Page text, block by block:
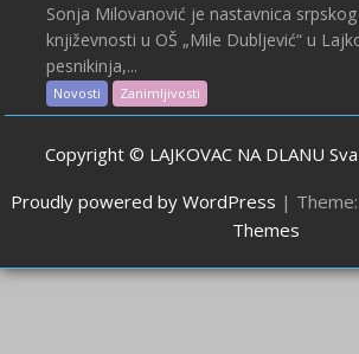
Sonja Milovanović je nastavnica
književnosti u OŠ „Mile Dubljević“ u
pesnikinja,...
Novosti Zanimljivosti
Copyright © LAJKOVAC NA DLANU
Proudly powered by WordPress |
Themes